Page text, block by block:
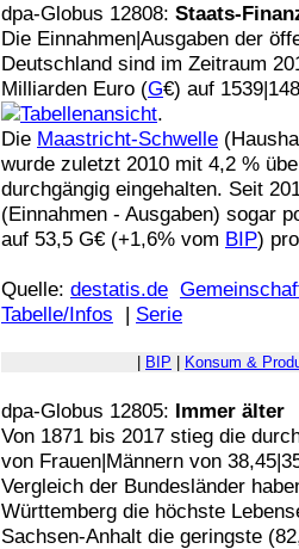
dpa-Globus 12808: Staats-
Die Einnahmen|Ausgaben der
Deutschland sind im Zeitraum
Milliarden Euro (G€) auf
.
Die Maastricht-Schwelle
wurde zuletzt 2010 mit 4,2 %
durchgängig eingehalten. Seit
(Einnahmen - Ausgaben) sogar
auf 53,5 G€ (+1,6% vom BIP)
Quelle: destatis.de
Tabelle/Infos | Serie
BIP Konsum &
dpa-Globus 12805: Immer älter
Von 1871 bis 2017 stieg die
von Frauen|Männern von
Vergleich der Bundesländer
Württemberg die höchste
Sachsen-Anhalt die geringste